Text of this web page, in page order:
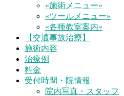
«施術メニュー»
«ツールメニュー»
«各種教室案内»
【交通事故治療】
施術内容
治療例
料金
受付時間・院情報
院内写真・スタッフ